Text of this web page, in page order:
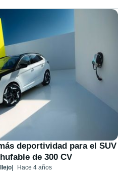
deportividad para el SUV
de 300 CV
Hace 4 años